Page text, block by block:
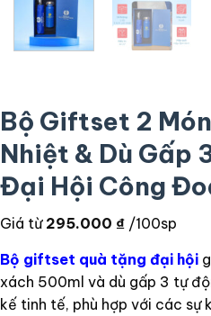
Bộ Giftset 2
Nhiệt & Dù Gấp
Đại Hội Công
Giá từ 295.000 ₫ /100sp
Bộ giftset quà tặng đại hội
xách 500ml và dù gấp 3 tự
kế tinh tế, phù hợp với các sự